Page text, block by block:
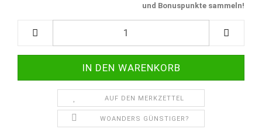
und Bonuspunkte sammeln!
AUF DEN MERKZETTEL
WOANDERS GÜNSTIGER?